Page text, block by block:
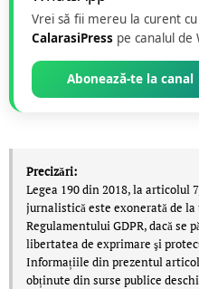
Vrei să fii mereu la curent
CalarasiPress pe canalul de
Abonează-te la canal
Precizări:
Legea 190 din 2018, la articolul
jurnalistică este exonerată de
Regulamentului GDPR, dacă se
libertatea de exprimare şi
Informațiile din prezentul
obținute din surse publice